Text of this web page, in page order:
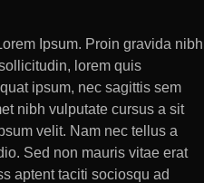
Ipsum. Proin gravida nibh
lorem quis
ipsum, nec sagittis sem
nibh vulputate cursus a sit
velit. Nam nec tellus a
Sed non mauris vitae erat
aptent taciti sociosqu ad